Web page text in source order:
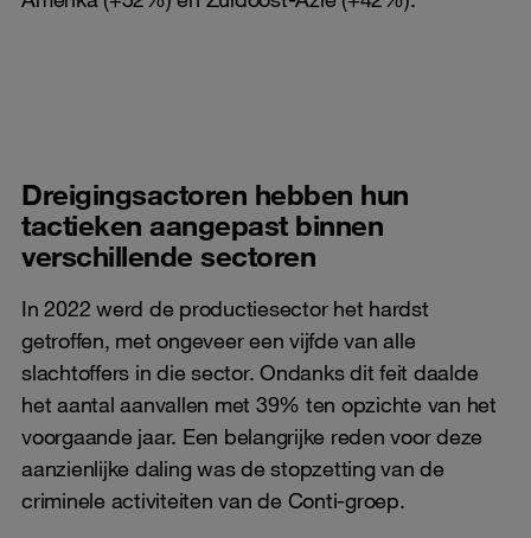
Dreigingsactoren hebben hun
tactieken aangepast binnen
verschillende sectoren
In 2022 werd de productiesector het hardst
getroffen, met ongeveer een vijfde van alle
slachtoffers in die sector. Ondanks dit feit daalde
het aantal aanvallen met 39% ten opzichte van het
voorgaande jaar. Een belangrijke reden voor deze
aanzienlijke daling was de stopzetting van de
criminele activiteiten van de Conti-groep.